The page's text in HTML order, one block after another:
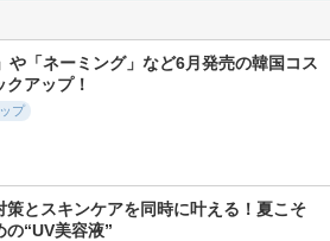
や「ネーミング」など6月発売の韓国コス
クアップ！
プ
策とスキンケアを同時に叶える！夏こそ
の“UV美容液”